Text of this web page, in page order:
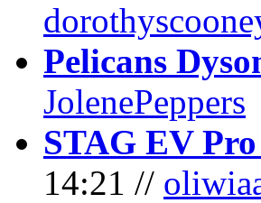
Pelicans
JolenePeppers
STAG EV
14:21 //